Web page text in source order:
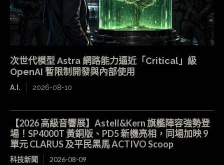
次世代模型 Astra 網路能力逼近「Critical」級
OpenAI 暫限制開發與內部使用
A.I. 2026-08-10
【2026 高級音響展】Astell&Kern 旗艦陣容強勢登
場！SP4000T 黃銅版、PD5 新機亮相，同場加映 9
單元 CLARUS 及平民黑馬 ACTIVO Scoop
科技新聞 2026-08-09